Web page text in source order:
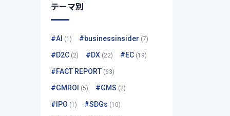
テーマ別
#AI (1) #businessinsider (7)
#D2C(2) #DX(22) #EC(19)
#FACT REPORT (63)
#GMROI (5) #GMS (2)
#IPO (1) #SDGs (10)